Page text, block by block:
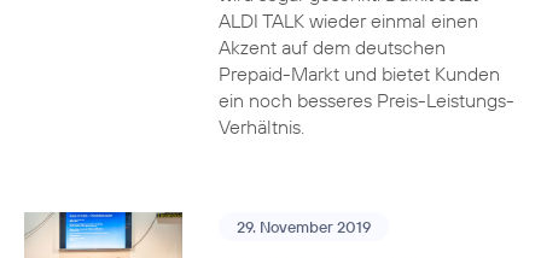
ALDI TALK wieder einmal einen
Akzent auf dem deutschen
Prepaid-Markt und bietet Kunden
ein noch besseres Preis-Leistungs-
Verhältnis.
29. November 2019